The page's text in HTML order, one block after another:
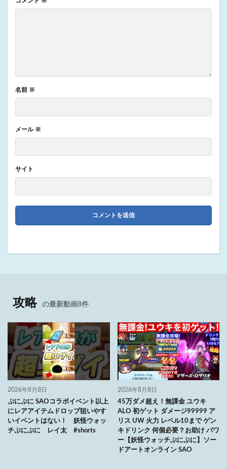
名前 ※
メール ※
サイト
攻略 の最新動画8件
2026年8月8日
ぷにぷに SAOコラボイベント以上
にレアアイテムドロップ狙いやす
いイベントはない！ 妖怪ウォッ
チぷにぷに レイ太 #shorts
2026年8月8日
45万ダメ超え！無課金 ユウキ
ALO 初ゲット ダメージ99999 ア
リス UW 火力 レベル10まで ゲン
キドリンク 何個必要？お助け パワ
ー【妖怪ウォッチぷにぷに】ソー
ドアートオンライン SAO